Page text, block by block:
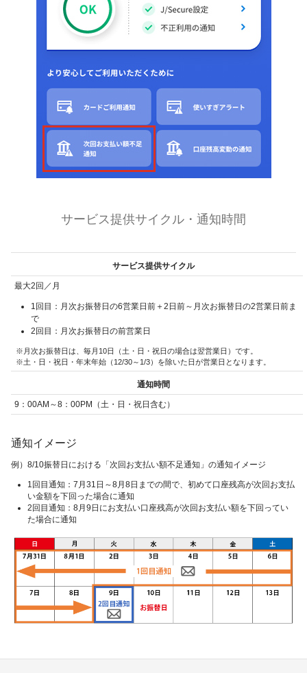
サービス提供サイクル・通知時間
サービス提供サイクル
最大2回／月
1回目：月次お振替日の6営業日前＋2日前～月次お振替日の2営業日前ま
で
2回目：月次お振替日の前営業日
月次お振替日は、毎月10日（土・日・祝日の場合は翌営業日）です。
土・日・祝日・年末年始（12/30～1/3）を除いた日が営業日となります。
通知時間
9：00AM～8：00PM（土・日・祝日含む）
通知イメージ
例）8/10振替日における「次回お支払い額不足通知」の通知イメージ
1回目通知：7月31日～8月8日までの間で、初めて口座残高が次回お支払
い金額を下回った場合に通知
2回目通知：8月9日にお支払い口座残高が次回お支払い額を下回ってい
た場合に通知